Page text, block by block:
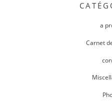
a
Carnet